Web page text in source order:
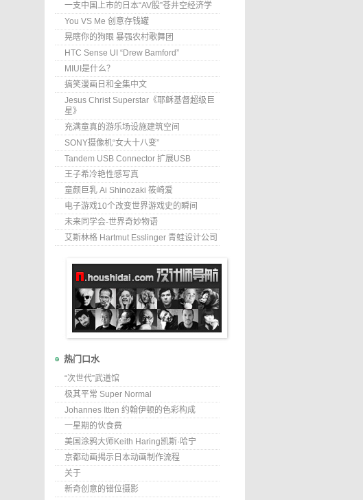
一支中国上市的日本“AV股”苍井空经济学
You VS Me 创意存钱罐
晃瞎你的狗眼 暴强农村歌舞团
HTC Sense UI “Drew Bamford”
MIUI是什么？
搞笑漫画日和全集中文
Jesus Christ Superstar《耶稣基督超级巨
星》
充满童真的游乐场设施建筑空间
SONY摄像机“女大十八变”
Tandem USB Connector 扩展USB
王子希冷艳性感写真
童颜巨乳 Ai Shinozaki 筱崎爱
电子游戏10个改变世界游戏史的瞬间
未来同学会-世界奇妙物语
艾斯林格 Hartmut Esslinger 青蛙设计公司
热门口水
“次世代”武道馆
极其平常 Super Normal
Johannes Itten 约翰伊顿的色彩构成
一星期的伙食费
美国涂鸦大师Keith Haring凯斯·哈宁
京都动画揭示日本动画制作流程
关于
新奇创意的错位摄影